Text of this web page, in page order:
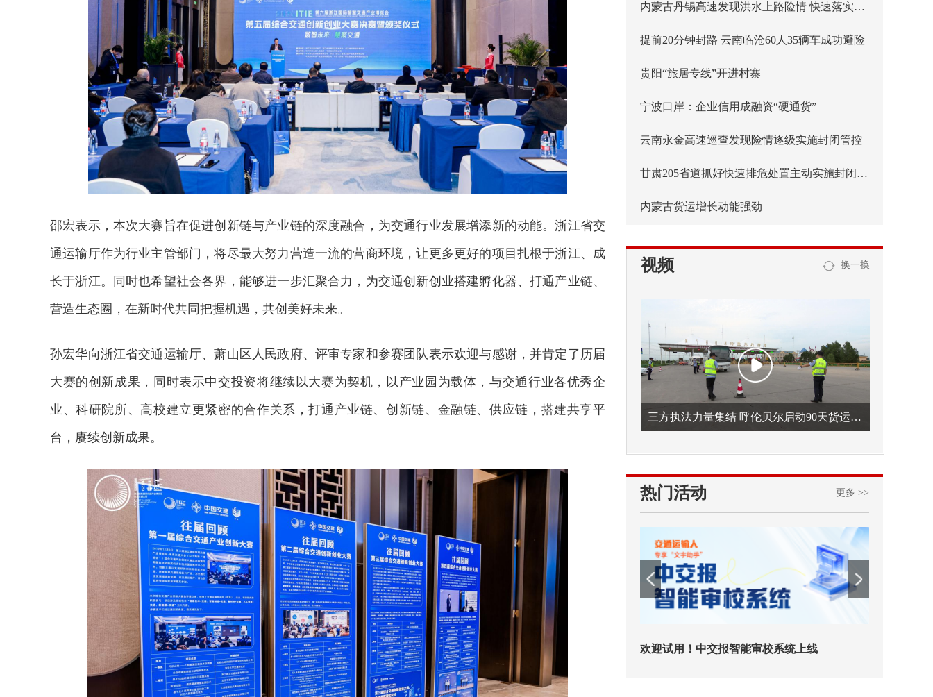
邵宏表示，本次大赛旨在促进创新链与产业链的深度融合，为交通行业发展增添新的动能。浙江省交
通运输厅作为行业主管部门，将尽最大努力营造一流的营商环境，让更多更好的项目扎根于浙江、成
长于浙江。同时也希望社会各界，能够进一步汇聚合力，为交通创新创业搭建孵化器、打通产业链、
营造生态圈，在新时代共同把握机遇，共创美好未来。
孙宏华向浙江省交通运输厅、萧山区人民政府、评审专家和参赛团队表示欢迎与感谢，并肯定了历届
大赛的创新成果，同时表示中交投资将继续以大赛为契机，以产业园为载体，与交通行业各优秀企
业、科研院所、高校建立更紧密的合作关系，打通产业链、创新链、金融链、供应链，搭建共享平
台，赓续创新成果。
内蒙古丹锡高速发现洪水上路险情 快速落实主线封闭管控
提前20分钟封路 云南临沧60人35辆车成功避险
贵阳“旅居专线”开进村寨
宁波口岸：企业信用成融资“硬通货”
云南永金高速巡查发现险情逐级实施封闭管控
甘肃205省道抓好快速排危处置主动实施封闭管控
内蒙古货运增长动能强劲
视频 换一换
三方执法力量集结 呼伦贝尔启动90天货运车辆违法专项整治
热门活动 更多 >>
2026年中国航海日论坛 交通运输执法“我是大队长”主题活动 欢迎试用！中交报智能审校系统上线